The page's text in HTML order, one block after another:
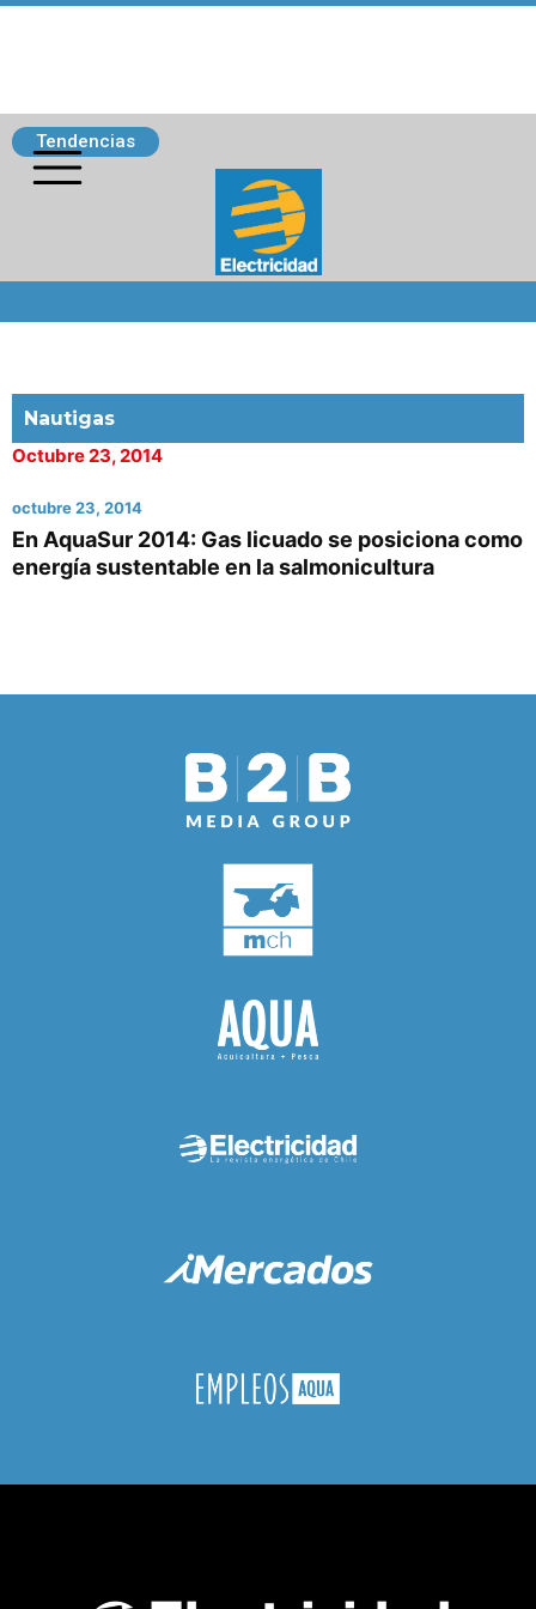
Tendencias
Nautigas
Octubre 23, 2014
octubre 23, 2014
En AquaSur 2014: Gas licuado se posiciona como
energía sustentable en la salmonicultura